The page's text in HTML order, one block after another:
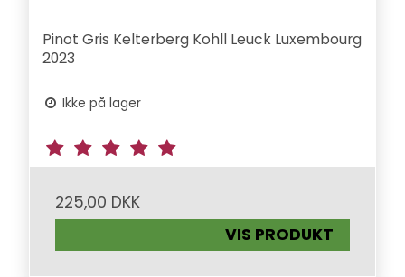
Pinot Gris Kelterberg Kohll Leuck Luxembourg
2023
Ikke på lager
225,00 DKK
VIS PRODUKT